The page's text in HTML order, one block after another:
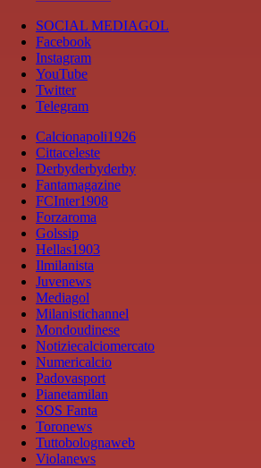
SOCIAL MEDIAGOL
Facebook
Instagram
YouTube
Twitter
Telegram
Calcionapoli1926
Cittaceleste
Derbyderbyderby
Fantamagazine
FCInter1908
Forzaroma
Golssip
Hellas1903
Ilmilanista
Juvenews
Mediagol
Milanistichannel
Mondoudinese
Notiziecalciomercato
Numericalcio
Padovasport
Pianetamilan
SOS Fanta
Toronews
Tuttobolognaweb
Violanews